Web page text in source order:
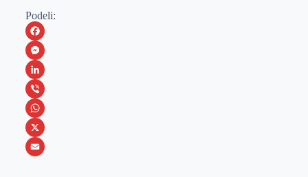
Podeli:
F
a
c
e
b
o
M
e
s
s
e
L
i
n
k
V
i
b
W
h
X